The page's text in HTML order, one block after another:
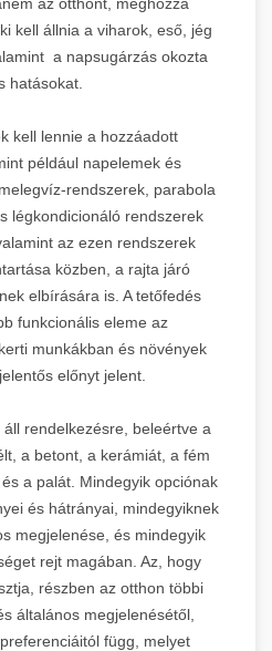
kell állnia a viharok, eső, jég
a napsugárzás okozta
hatásokat.
kell lennie a hozzáadott
például napelemek és
rendszerek, parabola
légkondicionáló rendszerek
az ezen rendszerek
közben, a rajta járó
elbírására is. A tetőfedés
funkcionális eleme az
munkákban és növények
előnyt jelent.
rendelkezésre, beleértve a
a betont, a kerámiát, a fém
a palát. Mindegyik opciónak
és hátrányai, mindegyiknek
megjelenése, és mindegyik
rejt magában. Az, hogy
részben az otthon többi
általános megjelenésétől,
függ, melyet